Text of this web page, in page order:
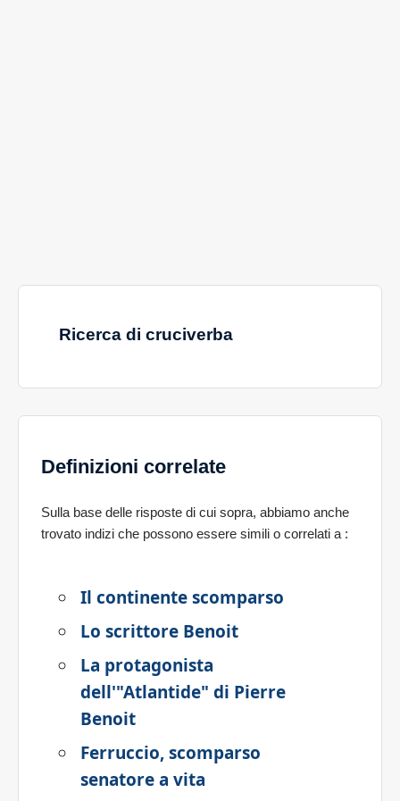
Ricerca di cruciverba
Definizioni correlate
Sulla base delle risposte di cui sopra, abbiamo anche
trovato indizi che possono essere simili o correlati a :
Il continente scomparso
Lo scrittore Benoit
La protagonista
dell'"Atlantide" di Pierre
Benoit
Ferruccio, scomparso
senatore a vita